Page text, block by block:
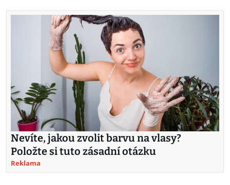
Nevíte, jakou zvolit barvu na vlasy?
Položte si tuto zásadní otázku
Reklama